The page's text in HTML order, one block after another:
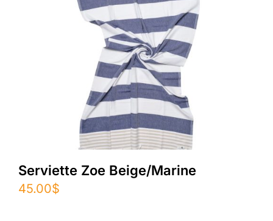
Serviette Zoe Beige/Marine
45.00$